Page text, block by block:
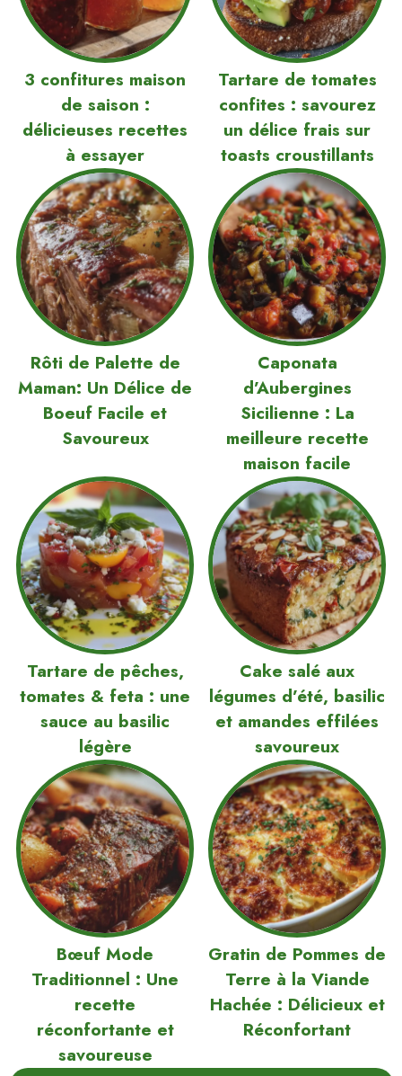
3 confitures maison
de saison :
délicieuses recettes
à essayer
Tartare de tomates
confites : savourez
un délice frais sur
toasts croustillants
Rôti de Palette de
Maman: Un Délice de
Boeuf Facile et
Savoureux
Caponata
d’Aubergines
Sicilienne : La
meilleure recette
maison facile
Tartare de pêches,
tomates & feta : une
sauce au basilic
légère
Cake salé aux
légumes d’été, basilic
et amandes effilées
savoureux
Bœuf Mode
Traditionnel : Une
recette
réconfortante et
savoureuse
Gratin de Pommes de
Terre à la Viande
Hachée : Délicieux et
Réconfortant